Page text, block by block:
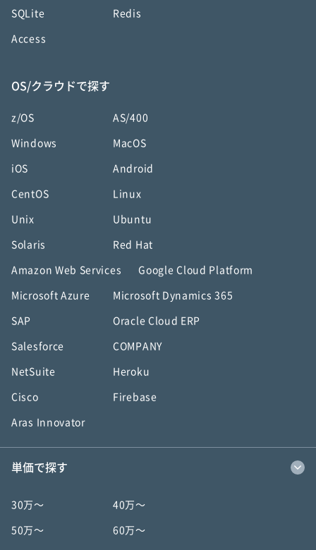
SQLite Redis
Access
OS/クラウドで探す
z/OS AS/400
Windows MacOS
iOS Android
CentOS Linux
Unix Ubuntu
Solaris Red Hat
Amazon Web Services Google Cloud Platform
Microsoft Azure Microsoft Dynamics 365
SAP Oracle Cloud ERP
Salesforce COMPANY
NetSuite Heroku
Cisco Firebase
Aras Innovator
単価で探す
30万〜 40万〜
50万〜 60万〜